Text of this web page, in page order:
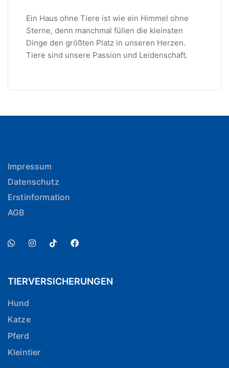
Ein Haus ohne Tiere ist wie ein Himmel ohne
Sterne, denn manchmal füllen die kleinsten
Dinge den größten Platz in unseren Herzen.
Tiere sind unsere Passion und Leidenschaft.
Impressum
Datenschutz
Erstinformation
AGB
TIERVERSICHERUNGEN
Hund
Katze
Pferd
Kleintier